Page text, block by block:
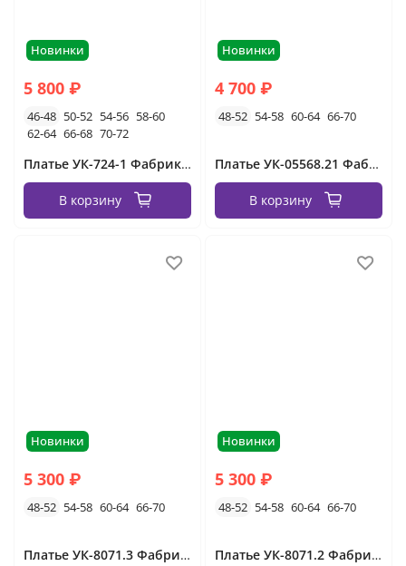
Новинки
5 800 ₽
46-48 50-52 54-56 58-60
62-64 66-68 70-72
Платье УК-724-1 Фабрика Моды
В корзину
Новинки
4 700 ₽
48-52 54-58 60-64 66-70
Платье УК-05568.21 Фабрика Моды
В корзину
Новинки
5 300 ₽
48-52 54-58 60-64 66-70
Платье УК-8071.3 Фабрика Моды
Новинки
5 300 ₽
48-52 54-58 60-64 66-70
Платье УК-8071.2 Фабрика Моды